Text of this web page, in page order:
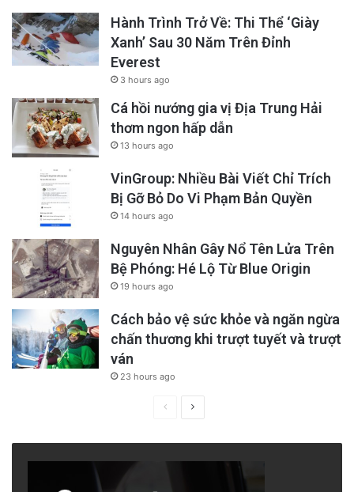
Hành Trình Trở Về: Thi Thể ‘Giày
Xanh’ Sau 30 Năm Trên Đỉnh
Everest
3 hours ago
Cá hồi nướng gia vị Địa Trung Hải
thơm ngon hấp dẫn
13 hours ago
VinGroup: Nhiều Bài Viết Chỉ Trích
Bị Gỡ Bỏ Do Vi Phạm Bản Quyền
14 hours ago
Nguyên Nhân Gây Nổ Tên Lửa Trên
Bệ Phóng: Hé Lộ Từ Blue Origin
19 hours ago
Cách bảo vệ sức khỏe và ngăn ngừa
chấn thương khi trượt tuyết và trượt
ván
23 hours ago
PreviousNext